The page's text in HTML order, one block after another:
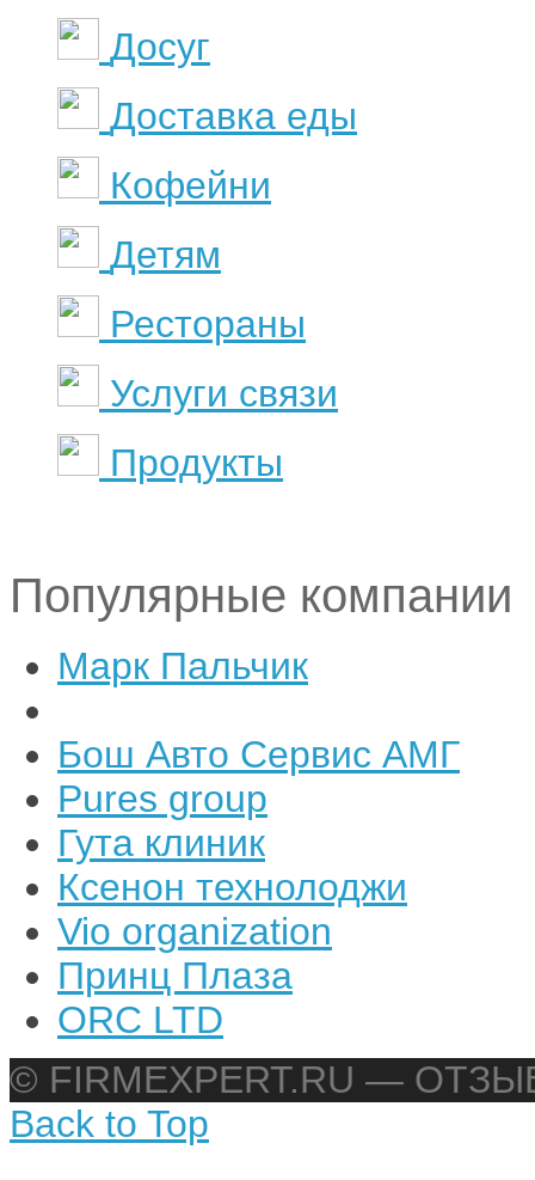
Досуг
Доставка еды
Кофейни
Детям
Рестораны
Услуги связи
Продукты
Популярные компании
Марк Пальчик
Бош Авто Сервис АМГ
Pures group
Гута клиник
Ксенон технолоджи
Vio organization
Принц Плаза
ORC LTD
© FIRMEXPERT.RU —
Back to Top